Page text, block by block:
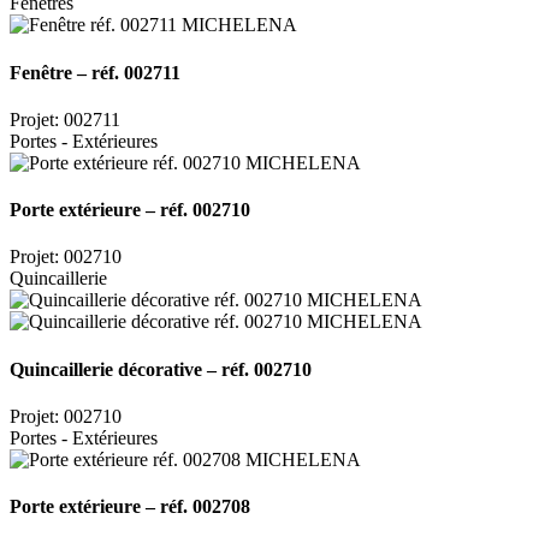
Fenêtre – réf. 002711
Projet: 002711
Portes - Extérieures
Porte extérieure – réf. 002710
Projet: 002710
Quincaillerie
Quincaillerie décorative – réf. 002710
Projet: 002710
Portes - Extérieures
Porte extérieure – réf. 002708